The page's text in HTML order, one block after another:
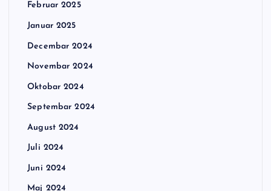
Februar 2025
Januar 2025
Decembar 2024
Novembar 2024
Oktobar 2024
Septembar 2024
August 2024
Juli 2024
Juni 2024
Maj 2024